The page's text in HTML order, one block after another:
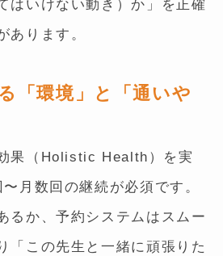
はいけない動き）か」を正確
あります。
「環境」と「通いや
果（Holistic Health）を実
月数回の継続が必須です。
るか、予約システムはスムー
「この先生と一緒に頑張りた